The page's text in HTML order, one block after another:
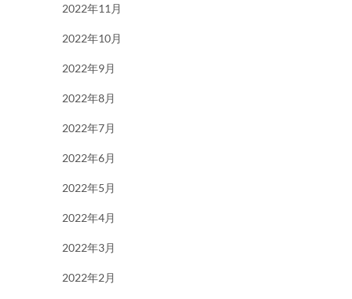
2022年11月
2022年10月
2022年9月
2022年8月
2022年7月
2022年6月
2022年5月
2022年4月
2022年3月
2022年2月